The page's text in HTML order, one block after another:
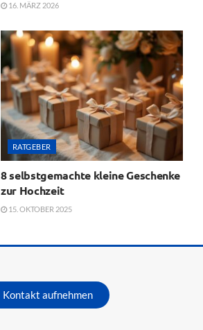
16. MÄRZ 2026
RATGEBER
8 selbstgemachte kleine Geschenke
zur Hochzeit
15. OKTOBER 2025
Kontakt aufnehmen